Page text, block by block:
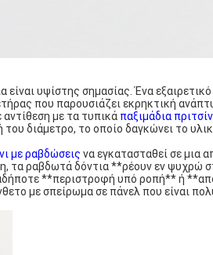
υψίστης σημασίας. Ένα
που παρουσιάζει εκρηκτική
με τα τυπικά παξιμάδια
διάμετρο, το οποίο δαγκώνει το
με ραβδώσεις να εγκατασταθεί σε μια
τα ραβδωτά δόντια **ρέουν εν ψυχρώ
**περιστροφή υπό ροπή** ή
με σπείρωμα σε πάνελ που είναι